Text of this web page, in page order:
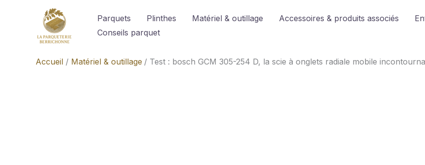
Parquets Plinthes Matériel & outillage Accessoires & produits associés
Conseils parquet
Accueil Matériel & outillage Test : bosch GCM 305-254 D, la scie à onglets radiale mobile